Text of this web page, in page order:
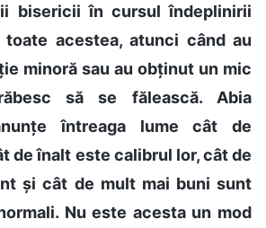
bisericii în cursul îndeplinirii
acestea, atunci când au
minoră sau au obținut un mic
să se fălească. Abia
întreaga lume cât de
de înalt este calibrul lor, cât de
și cât de mult mai buni sunt
Nu este acesta un mod